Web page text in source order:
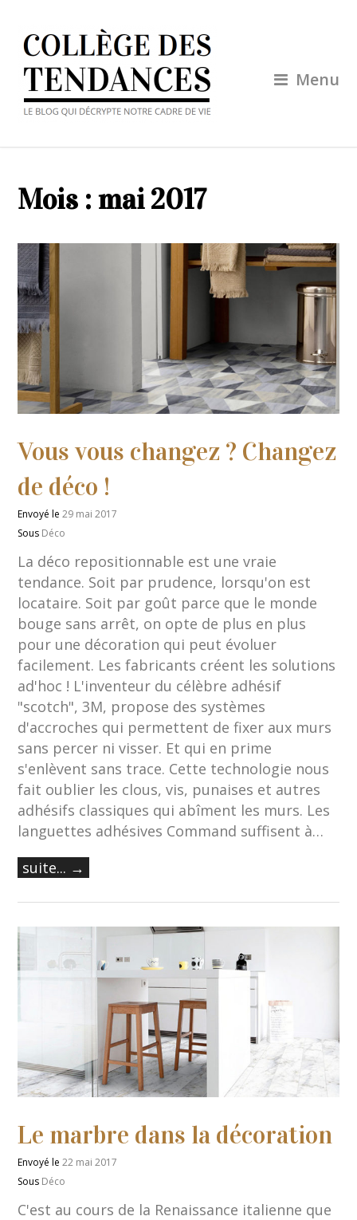
Menu
Mois :mai 2017
Vous vous changez ? Changez
de déco !
Envoyé le29 mai 2017
Sous Déco
La déco repositionnable est une vraie
tendance. Soit par prudence, lorsqu'on est
locataire. Soit par goût parce que le monde
bouge sans arrêt, on opte de plus en plus
pour une décoration qui peut évoluer
facilement. Les fabricants créent les solutions
ad'hoc ! L'inventeur du célèbre adhésif
"scotch", 3M, propose des systèmes
d'accroches qui permettent de fixer aux murs
sans percer ni visser. Et qui en prime
s'enlèvent sans trace. Cette technologie nous
fait oublier les clous, vis, punaises et autres
adhésifs classiques qui abîment les murs. Les
languettes adhésives Command suffisent à…
suite... →
Le marbre dans la décoration
Envoyé le22 mai 2017
Sous Déco
C'est au cours de la Renaissance italienne que